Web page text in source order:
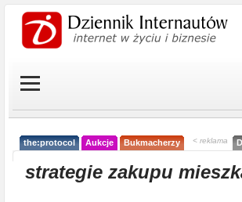
the:protocol Aukcje Bukmacherzy < reklama
strategie zakupu